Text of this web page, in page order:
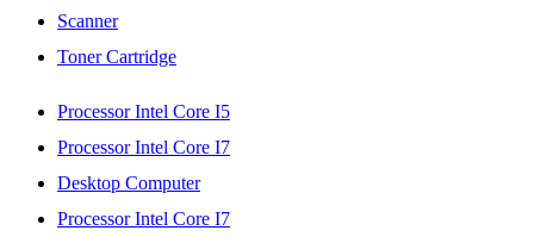
Scanner
Toner Cartridge
Processor Intel Core I5
Processor Intel Core I7
Desktop Computer
Processor Intel Core I7